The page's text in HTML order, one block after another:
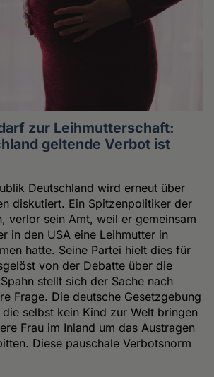
zur Leihmutterschaft:
geltende Verbot ist
Deutschland wird erneut über
diskutiert. Ein Spitzenpolitiker der
verlor sein Amt, weil er gemeinsam
in den USA eine Leihmutter in
hatte. Seine Partei hielt dies für
von der Debatte über die
stellt sich der Sache nach
Frage. Die deutsche Gesetzgebung
selbst kein Kind zur Welt bringen
Frau im Inland um das Austragen
Diese pauschale Verbotsnorm